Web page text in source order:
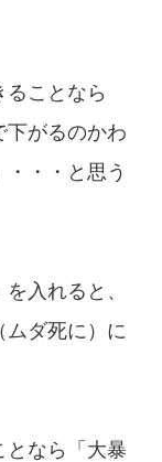
ことなら
下がるのかわ
・・と思う
入れると、
ムダ死に）に
となら「大暴